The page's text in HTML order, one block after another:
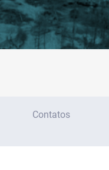
Contatos